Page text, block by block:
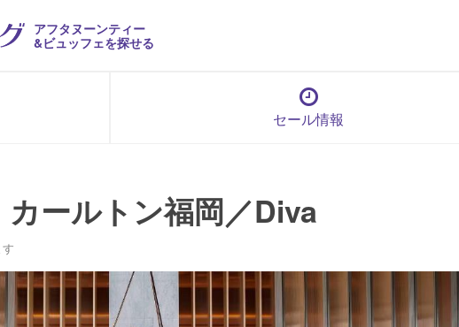
アフタヌーンティー
&ビュッフェを探せる
セール情報
ールトン福岡／Diva